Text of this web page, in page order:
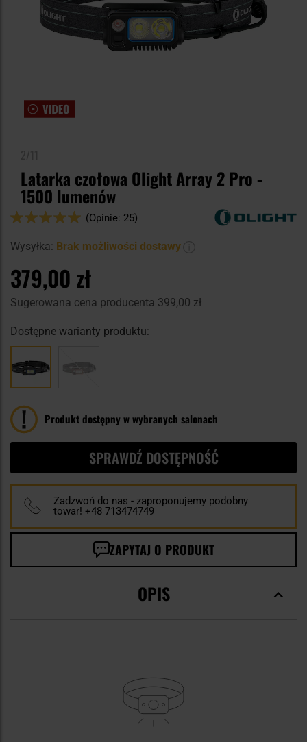
Latarka czołowa Olight Array 2 Pro -
1500 lumenów
Ocena:
(Opinie: 25)
Wysyłka: Brak możliwości dostawy
379,00 zł
Sugerowana cena producenta 399,00 zł
Dostępne warianty produktu:
Produkt dostępny w wybranych salonach
SPRAWDŹ DOSTĘPNOŚĆ
Zadzwoń do nas - zaproponujemy podobny
towar! +48 713474749
ZAPYTAJ O PRODUKT
OPIS